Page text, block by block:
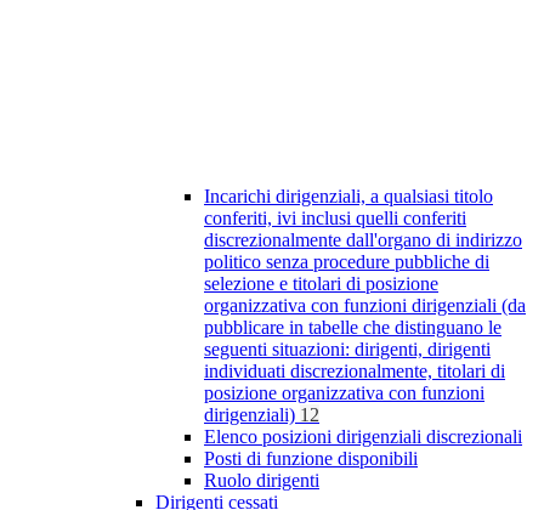
Incarichi dirigenziali, a qualsiasi titolo
conferiti, ivi inclusi quelli conferiti
discrezionalmente dall'organo di indirizzo
politico senza procedure pubbliche di
selezione e titolari di posizione
organizzativa con funzioni dirigenziali (da
pubblicare in tabelle che distinguano le
seguenti situazioni: dirigenti, dirigenti
individuati discrezionalmente, titolari di
posizione organizzativa con funzioni
dirigenziali) 12
Elenco posizioni dirigenziali discrezionali
Posti di funzione disponibili
Ruolo dirigenti
Dirigenti cessati